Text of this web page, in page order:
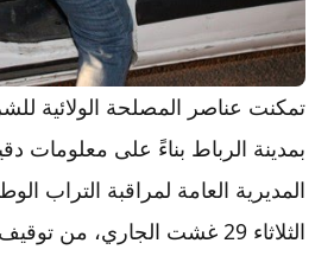
تمكنت عناصر المصلحة الولائية
بمدينة الرباط بناءً على معلومات
المديرية العامة لمراقبة التراب
الثلاثاء 29 غشت الجاري،